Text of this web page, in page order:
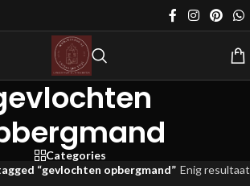
Categories
“gevlochten opbergmand” Enig resultaat